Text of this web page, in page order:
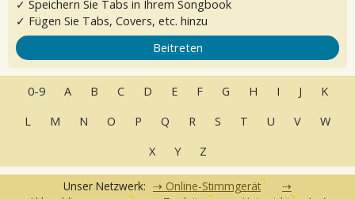
✓ Speichern Sie Tabs in Ihrem Songbook
✓ Fügen Sie Tabs, Covers, etc. hinzu
Beitreten
0-9 A B C D E F G H I J
K
L
M N O P Q R S T U V
W
X
Y Z
Unser Netzwerk:
Online-Stimmgerät